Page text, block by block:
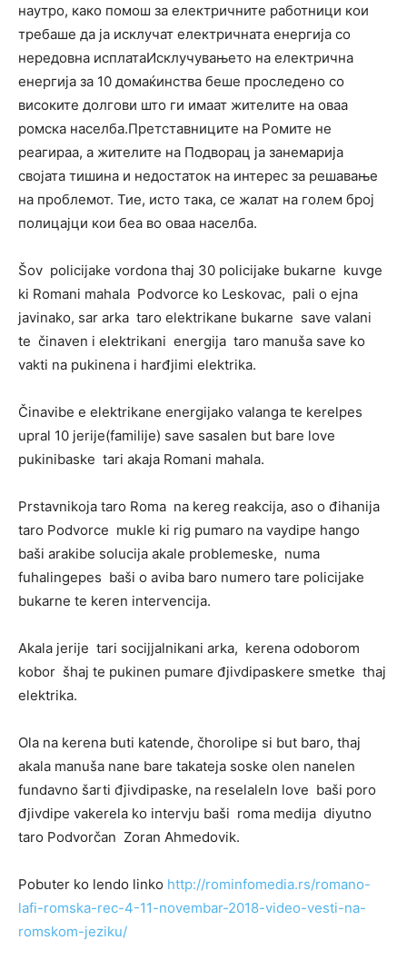
наутро, како помош за електричните работници кои
требаше да ја исклучат електричната енергија со
нередовна исплатаИсклучувањето на електрична
енергија за 10 домаќинства беше проследено со
високите долгови што ги имаат жителите на оваа
ромска населба.Претставниците на Ромите не
реагираа, а жителите на Подворац ја занемарија
својата тишина и недостаток на интерес за решавање
на проблемот. Тие, исто така, се жалат на голем број
полицајци кои беа во оваа населба.
Šov policijake vordona thaj 30 policijake bukarne kuvge
ki Romani mahala Podvorce ko Leskovac, pali o ejna
javinako, sar arka taro elektrikane bukarne save valani
te činaven i elektrikani energija taro manuša save ko
vakti na pukinena i harđjimi elektrika.
Činavibe e elektrikane energijako valanga te kerelpes
upral 10 jerije(familije) save sasalen but bare love
pukinibaske tari akaja Romani mahala.
Prstavnikoja taro Roma na kereg reakcija, aso o đihanija
taro Podvorce mukle ki rig pumaro na vaydipe hango
baši arakibe solucija akale problemeske, numa
fuhalingepes baši o aviba baro numero tare policijake
bukarne te keren intervencija.
Akala jerije tari socijjalnikani arka, kerena odoborom
kobor šhaj te pukinen pumare đjivdipaskere smetke thaj
elektrika.
Ola na kerena buti katende, čhorolipe si but baro, thaj
akala manuša nane bare takateja soske olen nanelen
fundavno šarti đjivdipaske, na reselaleln love baši poro
đjivdipe vakerela ko intervju baši roma medija diyutno
taro Podvorčan Zoran Ahmedovik.
Pobuter ko lendo linko http://rominfomedia.rs/romano-
lafi-romska-rec-4-11-novembar-2018-video-vesti-na-
romskom-jeziku/